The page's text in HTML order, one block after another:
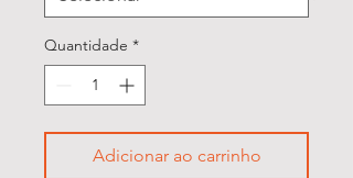
Quantidade *
Adicionar ao carrinho